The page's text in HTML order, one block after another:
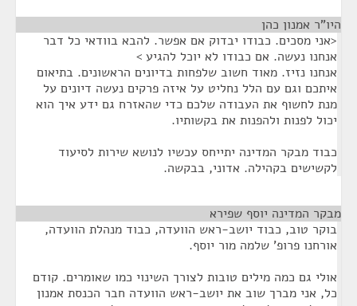
היו"ר אמנון כהן
<אני מסכים. כבודו יבדוק אם אפשר. להבא בוודאי כל דבר
אנחנו נעשה. אם כבודו לא יוכל להגיע >
אנחנו נזיז. מאוד חשוב שלפחות בדיונים הראשונים. בתיאום
איתכם וגם עם הלל נחליט על איזה פרקים נעשה דיונים על
מנת לחשוף את העבודה שלכם כדי שהאזרח גם ידע איך הוא
יכול לפנות ולהפנות את בקשותיו.
כבוד מבקר המדינה יתייחס עכשיו לנושא שירות לסיעוד
לקשישים בקהילה. אדוני, בבקשה.
מבקר המדינה יוסף שפירא
בוקר טוב, כבוד יושב-ראש הוועדה, כבוד מנהלת הוועדה,
אורחנו פרופ' שלמה מור יוסף.
אולי גם כמה מילים טובות לצורך השינוי כמו שאומרים. קודם
כל, אני מברך שוב את יושב-ראש הוועדה חבר הכנסת אמנון